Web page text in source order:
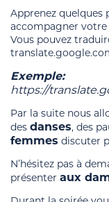
Apprenez quelques
accompagner votre
Vous pouvez
Exemple:
https://
Par la suite nous
des danses, des
femmes discuter
N’hésitez pas à
présenter aux